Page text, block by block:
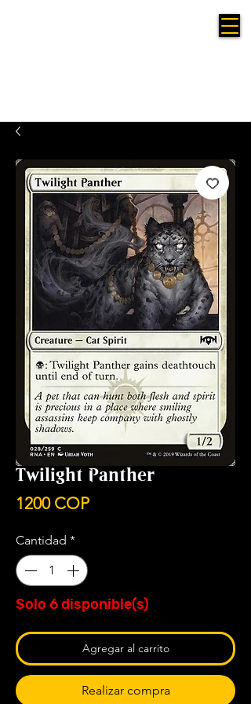
Twilight Panther
1200 COPPrecio
Cantidad *
Solo 6 disponible(s)
Agregar al carrito
Realizar compra